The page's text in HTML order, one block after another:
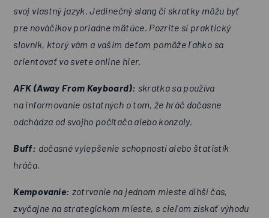
svoj vlastný jazyk. Jedinečný slang či skratky môžu byť
pre nováčikov poriadne mätúce. Pozrite si praktický
slovník, ktorý vám a vašim deťom pomôže ľahko sa
orientovať vo svete online hier.
AFK (Away From Keyboard): skratka sa používa
na informovanie ostatných o tom, že hráč dočasne
odchádza od svojho počítača alebo konzoly.
Buff: dočasné vylepšenie schopností alebo štatistík
hráča.
Kempovanie: zotrvanie na jednom mieste dlhší čas,
zvyčajne na strategickom mieste, s cieľom získať výhodu